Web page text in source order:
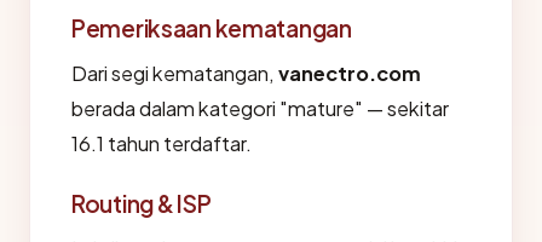
Pemeriksaan kematangan
Dari segi kematangan, vanectro.com
berada dalam kategori "mature" — sekitar
16.1 tahun terdaftar.
Routing & ISP